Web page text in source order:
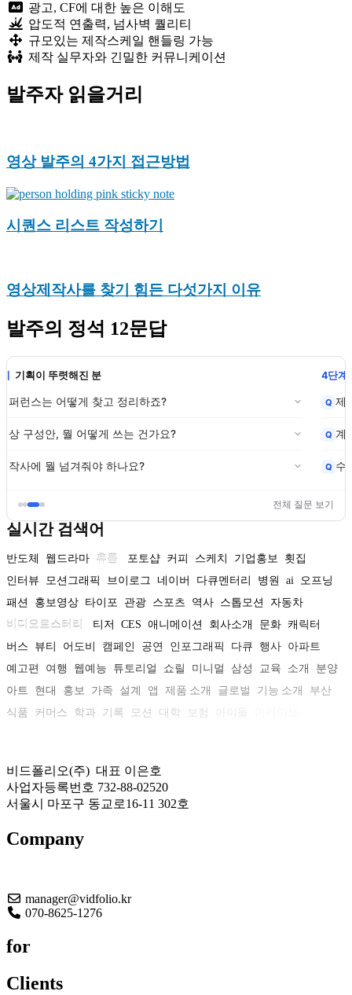
광고, CF에 대한 높은 이해도
압도적 연출력, 넘사벽 퀄리티
규모있는 제작스케일 핸들링 가능
제작 실무자와 긴밀한 커뮤니케이션
발주자 읽을거리
영상 발주의 4가지 접근방법
시퀀스 리스트 작성하기
영상제작사를 찾기 힘든 다섯가지 이유
발주의 정석 12문답
4단계 심사·계약 실무
Q 제작사 미팅에서 뭘 물어봐야 하죠?
Q 계약서는 어떤 걸 써야 안전한가요?
Q 수정 요청, 어떻게 말해야 반영되나요?
전체 질문 보기
실시간 검색어
반도체 웹드라마 휴롬 포토샵 커피 스케치 기업홍보
횟집
인터뷰
모션그래픽 브이로그 네이버 다큐멘터리 병원 ai 오프닝
패션
홍보영상 타이포 관광 스포츠 역사 스톱모션
자동차
비디오로스터리
티저 CES 애니메이션 회사소개 문화 캐릭터
버스
뷰티 어도비 캠페인 공연 인포그래픽 다큐 행사 아파트
예고편
여행 웹예능 튜토리얼 쇼릴 미니멀 삼성 교육 소개
분양
아트
현대 홍보 가족 설계 앱 제품 소개 글로벌 기능 소개
부산
식품
커머스 학과 기록 모션 대학 보험
비드폴리오(주) 대표 이은호
사업자등록번호 732-88-02520
서울시 마포구 동교로16-11 302호
Company
manager@vidfolio.kr
070-8625-1276
for
Clients